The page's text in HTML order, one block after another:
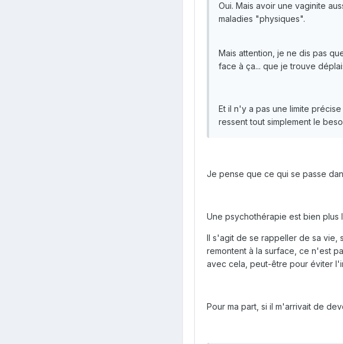
Oui. Mais avoir une vaginite
maladies "physiques".
Mais attention, je ne dis pas
face à ça... que je trouve
Et il n'y a pas une limite
ressent tout simplement le
Je pense que ce qui se passe
Une psychothérapie est bien
Il s'agit de se rappeller de sa vie,
remontent à la surface, ce n'est
avec cela, peut-être pour éviter
Pour ma part, si il m'arrivait de